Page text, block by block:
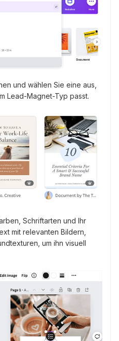
und wählen Sie eine aus,
Lead-Magnet-Typ passt.
Schriftarten und Ihr
mit relevanten Bildern,
um ihn visuell